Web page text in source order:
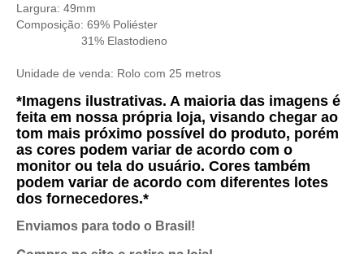
Largura: 49mm
Composição: 69% Poliéster
31% Elastodieno
Unidade de venda: Rolo com 25 metros
*Imagens ilustrativas. A maioria das imagens é
feita em nossa própria loja, visando chegar ao
tom mais próximo possível do produto, porém
as cores podem variar de acordo com o
monitor ou tela do usuário. Cores também
podem variar de acordo com diferentes lotes
dos fornecedores.*
Enviamos para todo o Brasil!